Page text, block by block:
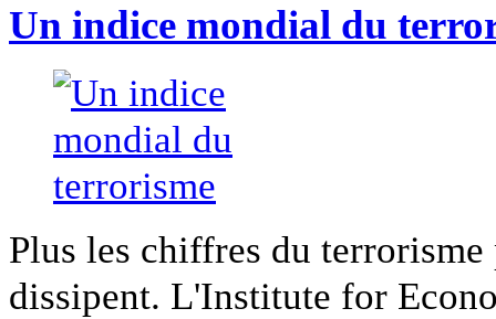
Un indice mondial du
Plus les chiffres du
dissipent. L'Institute for